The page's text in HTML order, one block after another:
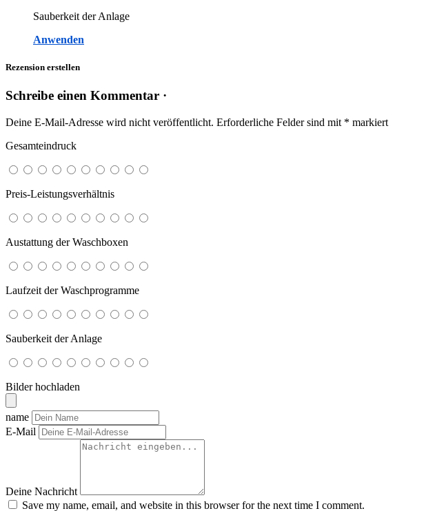
Sauberkeit der Anlage
Anwenden
Rezension erstellen
Schreibe einen Kommentar ·
Deine E-Mail-Adresse wird nicht veröffentlicht. Erforderliche Felder sind mit * markiert
Gesamteindruck
Preis-Leistungsverhältnis
Austattung der Waschboxen
Laufzeit der Waschprogramme
Sauberkeit der Anlage
Bilder hochladen
name
E-Mail
Deine Nachricht
Save my name, email, and website in this browser for the next time I comment.